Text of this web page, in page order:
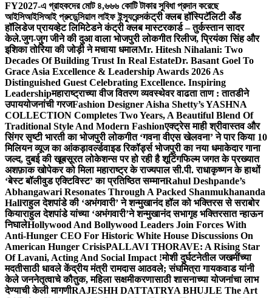
FY2027-এ গ্রাহকদের মোট ৪,৬৬৬ কোটি টাকার সুবিধা প্রদান করেছে
আইসিআইসিআই প্রুডেন্সিয়াল লাইফ ইন্স্যুরেন্সकंट्री क्लब हॉस्पिटॅलिटी अँड
हॉलिडेज प्रायव्हेट लिमिटेडने कंट्री क्लब मास्टरकार्ड – तुर्कस्तान सादर
केले.जुग-जुग जीने की दुआ वाला भोजपुरी लोकगीत रिलीज, प्रियंका सिंह और
इशिका तोरिया की जोड़ी ने मचाया धमालMr. Hitesh Nihalani: Two
Decades Of Building Trust In Real EstateDr. Basant Goel To
Grace Asia Excellence & Leadership Awards 2026 As
Distinguished Guest Celebrating Excellence. Inspiring
Leadershipमहाराष्ट्राच्या वीज वितरण व्यवस्थेवर वाढता ताण : तातडीने
उपाययोजनांची गरजFashion Designer Aisha Shetty’s YASHNA
COLLECTION Completes Two Years, A Beautiful Blend Of
Traditional Style And Modern Fashionएक्ट्रेस माही श्रीवास्तव और
सिंगर सृष्टी भारती का भोजपुरी लोकगीत ‘गवना वीएस खेलवना’ ने पार किया 10
मिलियन व्यूज का आंकड़ावर्ल्डवाइड रिकॉर्ड्स भोजपुरी का नया धमाकेदार गाना
जल्द, दुबई की खूबसूरत लोकेशन्स पर हो रही है शूटिंगफिल्म जगत के प्रख्यात
अशफ़ाक खोपेकर को मिला महाराष्ट्र के राज्यपाल सी.पी. राधाकृष्णन के हाथों
‘बेस्ट बॉलीवुड एक्टिविस्ट’ का प्रतिष्ठित सम्मानRahul Deshpande’s
Abhangawari Resonates Through A Packed Shanmukhananda
Hallराहुल देशपांडे की ‘अभंगवारी’ ने शन्मुखानंद हॉल को भक्तिरस से सराबोर
कियाराहुल देशपांडे यांच्या ‘अभंगवारी’ने शन्मुखानंद सभागृह भक्तिरसात न्हाऊन
निघालेHollywood And Bollywood Leaders Join Forces With
Anti-Hunger CEO For Historic White House Discussions On
American Hunger CrisisPALLAVI THORAVE: A Rising Star
Of Lavani, Acting And Social Impact !मोशी दुर्घटनेतील जखमींच्या
मदतीसाठी धावले केंद्रीय मंत्री रामदास आठवले; संघमित्रा गायकवाड यांनी
केले जननेतृत्वाचे कौतुक, महिला सक्षमीकरणासाठी शासनाच्या योजनांचा लाभ
देण्याची केली मागणीRAJESHH DATTATRYA BHUJLE The Art